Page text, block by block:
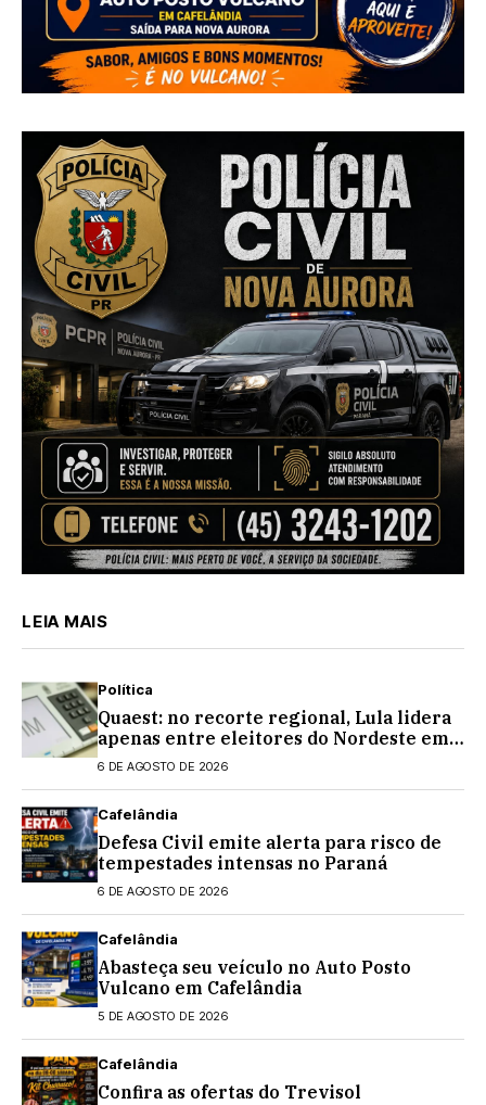
LEIA MAIS
Política
Quaest: no recorte regional, Lula lidera
apenas entre eleitores do Nordeste em
eventual 2º turno contra Flávio
6 DE AGOSTO DE 2026
Cafelândia
Defesa Civil emite alerta para risco de
tempestades intensas no Paraná
6 DE AGOSTO DE 2026
Cafelândia
Abasteça seu veículo no Auto Posto
Vulcano em Cafelândia
5 DE AGOSTO DE 2026
Cafelândia
Confira as ofertas do Trevisol